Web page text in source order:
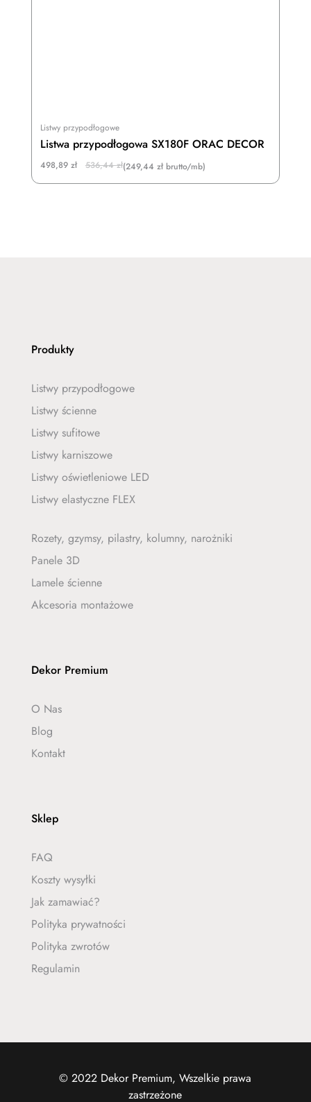
Listwy przypodłogowe
Listwa przypodłogowa SX180F ORAC DECOR
536,44zł
Original
498,89 zł
Current
(249,44 zł brutto/mb)
Produkty
Listwy przypodłogowe
Listwy ścienne
Listwy sufitowe
Listwy karniszowe
Listwy oświetleniowe LED
Listwy elastyczne FLEX
Rozety, gzymsy, pilastry, kolumny, narożniki
Panele 3D
Lamele ścienne
Akcesoria montażowe
Dekor Premium
O Nas
Blog
Kontakt
Sklep
FAQ
Koszty wysyłki
Jak zamawiać?
Polityka prywatności
Polityka zwrotów
Regulamin
© 2022 Dekor Premium, Wszelkie prawa
zastrzeżone